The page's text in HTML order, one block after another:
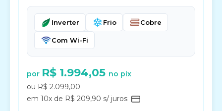
Inverter Frio Cobre
Com Wi-Fi
por R$ 1.994,05 no pix
ou R$ 2.099,00
em 10x de R$ 209,90 s/ juros